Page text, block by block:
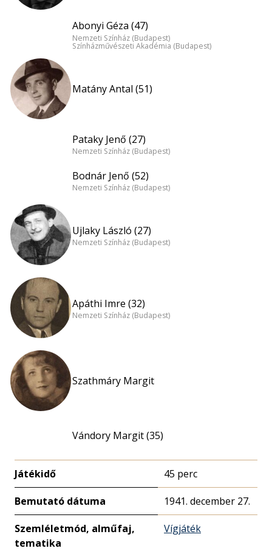
Abonyi Géza (47)
Nemzeti Színház (Budapest)
Színházművészeti Akadémia (Budapest)
Matány Antal (51)
Pataky Jenő (27)
Nemzeti Színház (Budapest)
Bodnár Jenő (52)
Nemzeti Színház (Budapest)
Ujlaky László (27)
Nemzeti Színház (Budapest)
Apáthi Imre (32)
Nemzeti Színház (Budapest)
Szathmáry Margit
Vándory Margit (35)
Játékidő 45 perc
Bemutató dátuma 1941. december 27.
Szemléletmód, alműfaj,
tematika
Vígjáték